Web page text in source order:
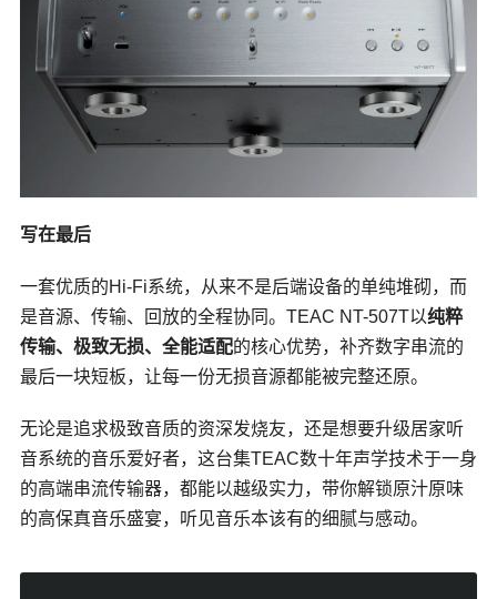
写在最后
一套优质的Hi-Fi系统，从来不是后端设备的单纯堆砌，而
是音源、传输、回放的全程协同。TEAC NT-507T以纯粹
传输、极致无损、全能适配的核心优势，补齐数字串流的
最后一块短板，让每一份无损音源都能被完整还原。
无论是追求极致音质的资深发烧友，还是想要升级居家听
音系统的音乐爱好者，这台集TEAC数十年声学技术于一身
的高端串流传输器，都能以越级实力，带你解锁原汁原味
的高保真音乐盛宴，听见音乐本该有的细腻与感动。